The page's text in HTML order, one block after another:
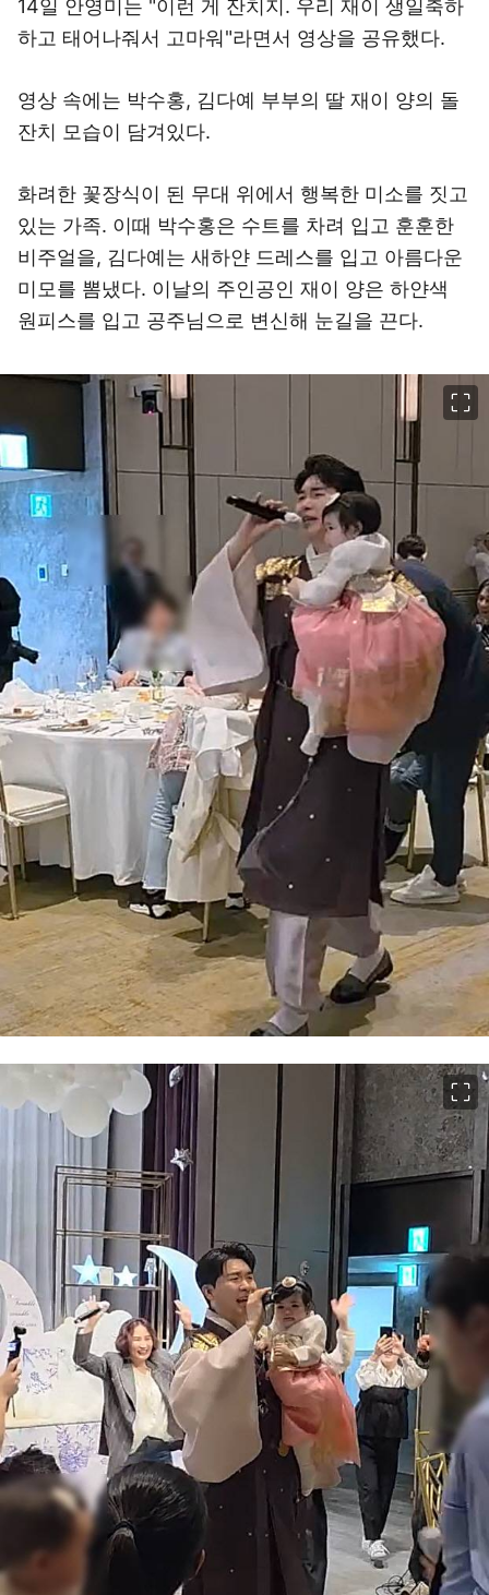
14일 안영미는 "이런 게 잔치지. 우리 재이 생일축하
하고 태어나줘서 고마워"라면서 영상을 공유했다.
영상 속에는 박수홍, 김다예 부부의 딸 재이 양의 돌
잔치 모습이 담겨있다.
화려한 꽃장식이 된 무대 위에서 행복한 미소를 짓고
있는 가족. 이때 박수홍은 수트를 차려 입고 훈훈한
비주얼을, 김다예는 새하얀 드레스를 입고 아름다운
미모를 뽐냈다. 이날의 주인공인 재이 양은 하얀색
원피스를 입고 공주님으로 변신해 눈길을 끈다.